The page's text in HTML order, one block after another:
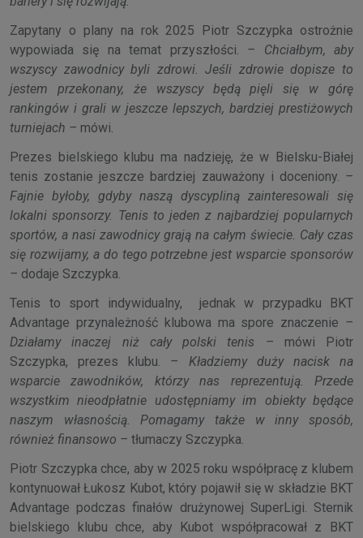
Zapytany o plany na rok 2025 Piotr Szczypka ostrożnie
wypowiada się na temat przyszłości. – Chciałbym, aby
wszyscy zawodnicy byli zdrowi. Jeśli zdrowie dopisze to
jestem przekonany, że wszyscy będą pięli się w górę
rankingów i grali w jeszcze lepszych, bardziej prestiżowych
turniejach – mówi.
Prezes bielskiego klubu ma nadzieję, że w Bielsku-Białej
tenis zostanie jeszcze bardziej zauważony i doceniony. –
Fajnie byłoby, gdyby naszą dyscypliną zainteresowali się
lokalni sponsorzy. Tenis to jeden z najbardziej popularnych
sportów, a nasi zawodnicy grają na całym świecie. Cały czas
się rozwijamy, a do tego potrzebne jest wsparcie sponsorów
– dodaje Szczypka.
Tenis to sport indywidualny, jednak w przypadku BKT
Advantage przynależność klubowa ma spore znaczenie –
Działamy inaczej niż cały polski tenis – mówi Piotr
Szczypka, prezes klubu. – Kładziemy duży nacisk na
wsparcie zawodników, którzy nas reprezentują. Przede
wszystkim nieodpłatnie udostępniamy im obiekty będące
naszym własnością. Pomagamy także w inny sposób,
również finansowo – tłumaczy Szczypka.
Piotr Szczypka chce, aby w 2025 roku współpracę z klubem
kontynuował Łukosz Kubot, który pojawił się w składzie BKT
Advantage podczas finałów drużynowej SuperLigi. Sternik
bielskiego klubu chce, aby Kubot współpracował z BKT